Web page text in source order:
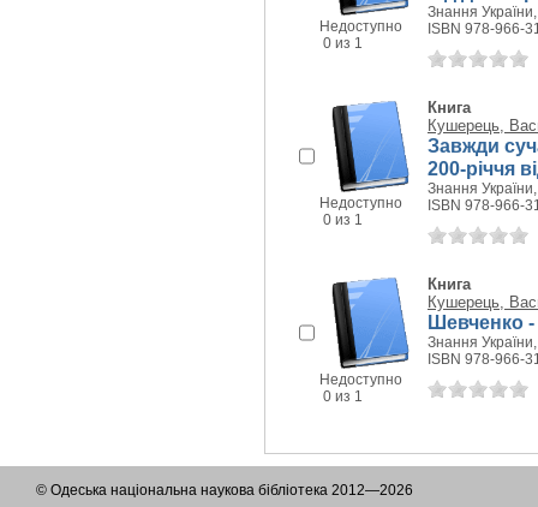
Недоступно
0 из 1
Знання
ISBN 978-966-
Недоступно
0 из 1
Книга
Кушерець,
Завжди
200-річчя
Знання
ISBN 978-966-
Недоступно
0 из 1
Книга
Кушерець,
Шевченко -
Знання
ISBN 978-966-
© Одеська національна наукова бібліотека 2012—2026